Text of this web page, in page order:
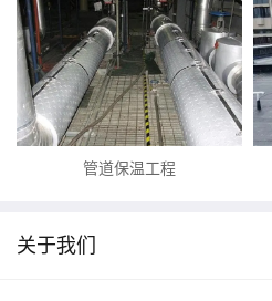
管道保温工程
关于我们